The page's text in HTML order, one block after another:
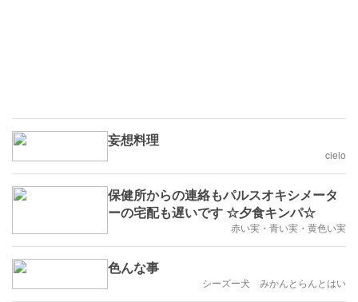
妄想料理
cielo
保健所からの連絡もパルスオキシメータ
ーの宅配も遅いです ☆夕食キンパ☆
赤い実・青い実・黄色い実
色んな事
シーズー犬 みかんとらんとはい